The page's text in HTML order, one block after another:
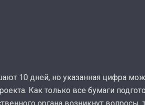
10 дней, но указанная цифра
Как только все бумаги